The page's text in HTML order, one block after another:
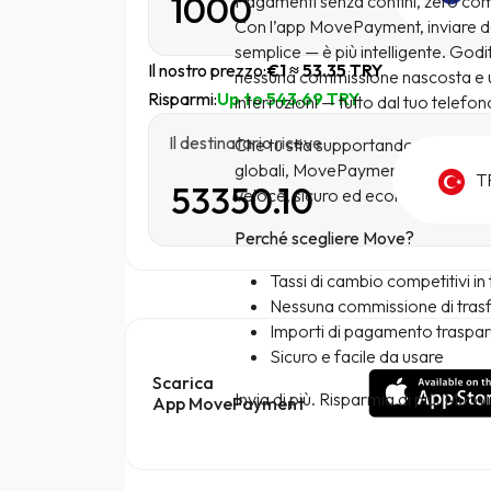
Il nostro prezzo:€1 ≈ 53.35 TRY
Risparmi:Up to 543.69 TRY
Il destinatario riceve
Scarica
App MovePayment
Con l’app MovePayment, inviare
semplice — è più intelligente.
nessuna commissione nascosta e
interruzioni — tutto dal tuo
Che tu stia supportando i tuoi
globali, MovePayment
veloce, sicuro ed economico —
Perché scegliere Move?
Tassi di cambio competitivi
Nessuna commissione di
Importi di pagamento
Sicuro e facile da usare
Invia di più. Risparmia di più.